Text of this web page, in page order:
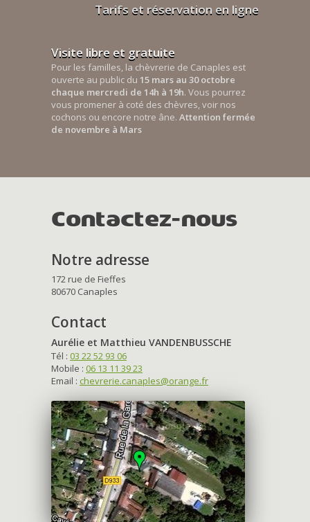
Tarifs et réservation en ligne
Visite libre et gratuite
Pour les familles, la chèvrerie de Canaples est
ouverte au public du 15 mars au 30 octobre
chaque mercredi de 14h à 19h. Vous pourrez
vous promener à coté des chèvres, voir nos
cochons ou encore notre âne. Attention fermée
de novembre à Mars
Contactez-nous
Notre adresse
172 rue de Fieffes
80670 Canaples
Contact
Aurélie et Matthieu VANDENBUSSCHE
Tél : 03 22 52 93 06
Mobile : 06 13 11 39 23
Email : chevrerie.canaples@orange.fr